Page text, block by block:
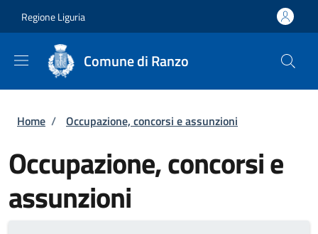
Regione Liguria
Comune di Ranzo
Briciole di pane
Home / Occupazione, concorsi e assunzioni
Occupazione, concorsi e
assunzioni